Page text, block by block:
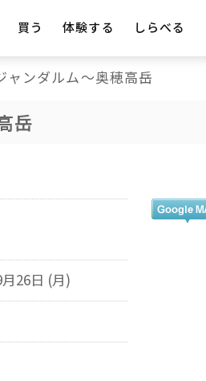
買う 体験する しらべる
ャンダルム～奥穂高岳
岳
26日 (月)